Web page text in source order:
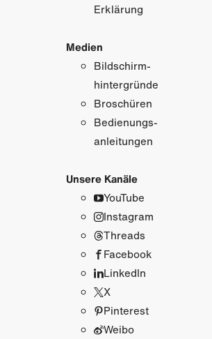
Erklärung
Medien
Bildschirm­
hintergründe
Broschüren
Bedienungs­
anleitungen
Unsere Kanäle
YouTube
Instagram
Threads
Facebook
LinkedIn
X
Pinterest
Weibo